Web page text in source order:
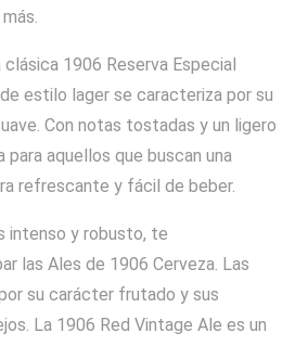
1906 Reserva Especial
estilo lager se caracteriza por su
Con notas tostadas y un ligero
aquellos que buscan una
refrescante y fácil de beber.
intenso y robusto, te
las Ales de 1906 Cerveza. Las
su carácter frutado y sus
La 1906 Red Vintage Ale es un